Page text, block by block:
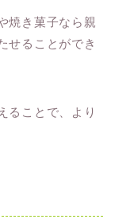
焼き菓子なら親
せることができ
ることで、より